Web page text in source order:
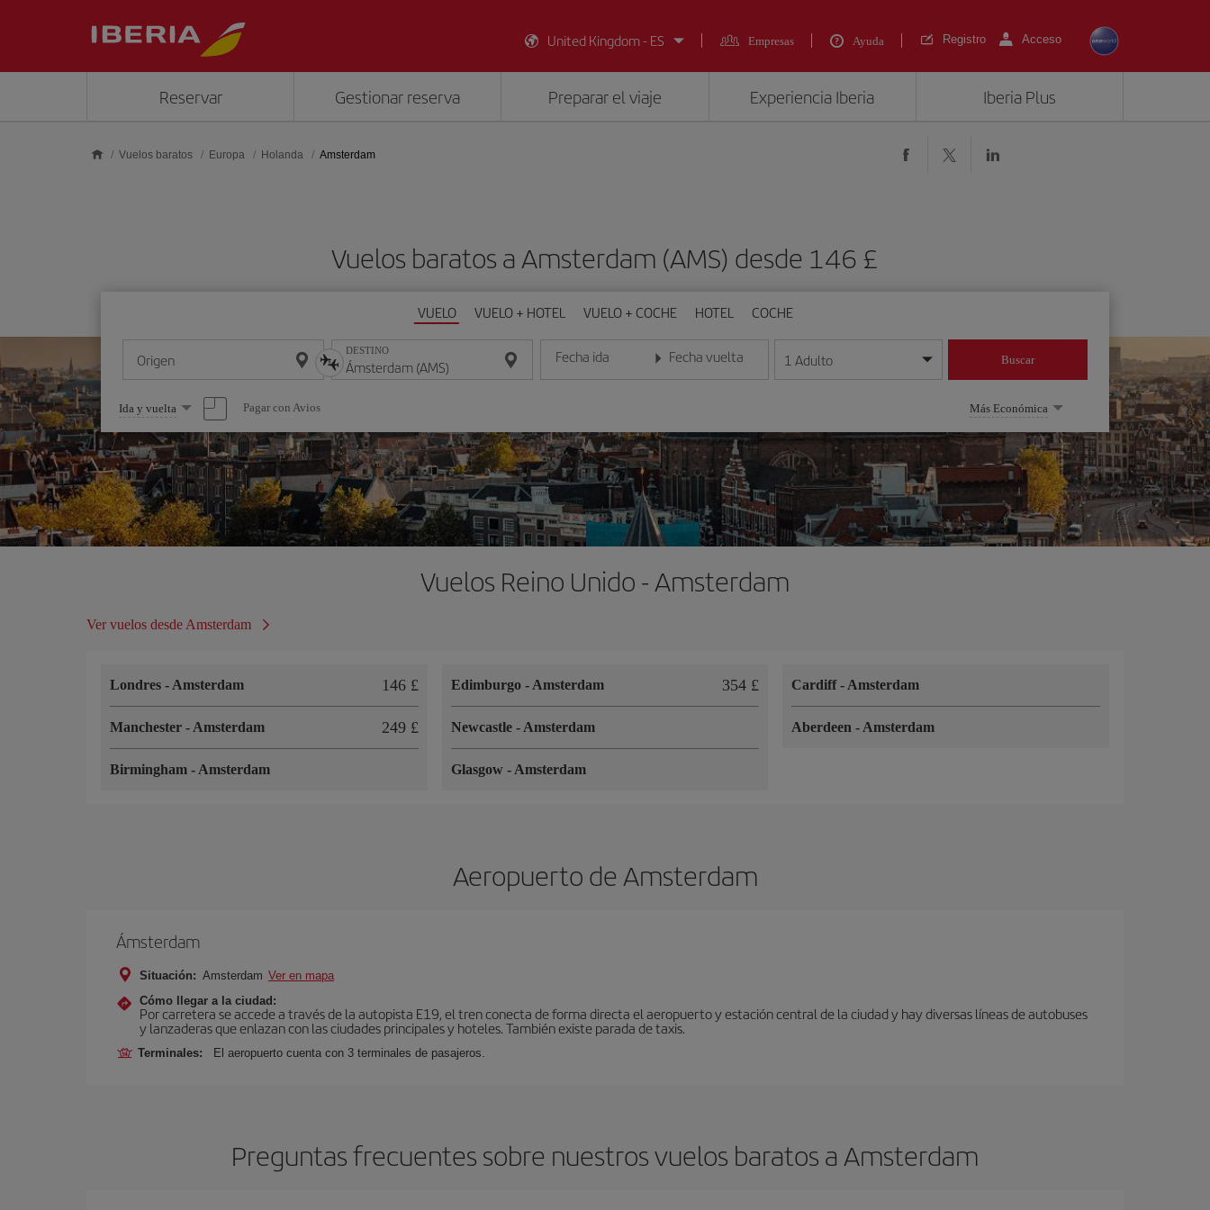
United Kingdom - ES
Empresas Ayuda Registro Acceso
Reservar Gestionar reserva Preparar el viaje Experiencia Iberia Iberia Plus
Vuelos baratos Europa Holanda Amsterdam
Vuelos baratos a Amsterdam (AMS) desde 146 £
VUELO VUELO + HOTEL VUELO + COCHE HOTEL COCHE
Origen DESTINO Fecha ida
Introduce la fecha en formato día/mes/año
Fecha vuelta
Introduce la fecha en formato día/mes/año
1 Adulto Buscar
Seleccione
una
opción
Ida y vuelta Pagar con Avios Más Económica
Vuelos Reino Unido - Amsterdam
Ver vuelos desde Amsterdam
Londres - Amsterdam 146 £
Manchester - Amsterdam 249 £
Birmingham - Amsterdam
Edimburgo - Amsterdam 354 £
Newcastle - Amsterdam
Glasgow - Amsterdam
Cardiff- Amsterdam
Aberdeen- Amsterdam
Aeropuerto de Amsterdam
Ámsterdam
Situación: Amsterdam Ver en mapa
Cómo llegar a la ciudad:
Por carretera se accede a través de la autopista E19, el tren conecta de forma directa el aeropuerto y estación central de la ciudad y hay diversas líneas de autobuses
y lanzaderas que enlazan con las ciudades principales y hoteles. También existe parada de taxis.
Terminales: El aeropuerto cuenta con 3 terminales de pasajeros.
Preguntas frecuentes sobre nuestros vuelos baratos a Amsterdam